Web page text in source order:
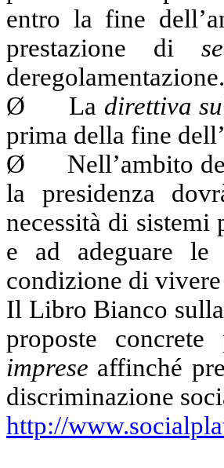
entro la fine
prestazione di
deregolamentazione.
Ø
La direttiva
prima della fine
Ø
Nell’ambito
la presidenza
necessità di
e ad adeguare le
condizione di
Il Libro Bianco
proposte
imprese affinché
discriminazione
http://